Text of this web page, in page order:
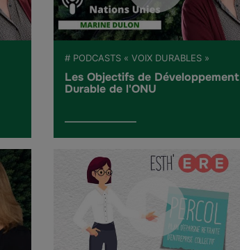
# PODCASTS « VOIX DURABLES »
Les Objectifs de Développement
Durable de l'ONU